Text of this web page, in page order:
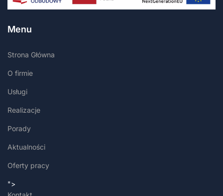
Menu
Strona Główna
O firmie
Usługi
Realizacje
Porady
Aktualności
Oferty pracy
">